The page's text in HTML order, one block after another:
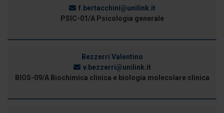
f.bertacchini@unilink.it
PSIC-01/A Psicologia generale
Bezzerri Valentino
v.bezzerri@unilink.it
BIOS-09/A Biochimica clinica e biologia molecolare clinica